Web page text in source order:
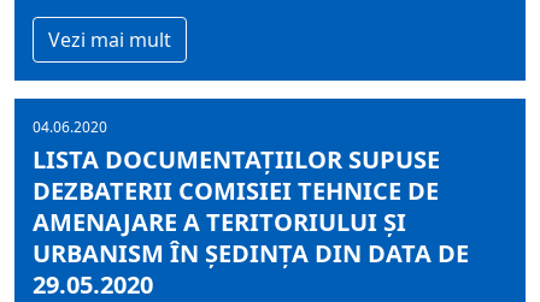
Vezi mai mult
04.06.2020
LISTA DOCUMENTAŢIILOR SUPUSE
DEZBATERII COMISIEI TEHNICE DE
AMENAJARE A TERITORIULUI ŞI
URBANISM ÎN ŞEDINŢA DIN DATA DE
29.05.2020